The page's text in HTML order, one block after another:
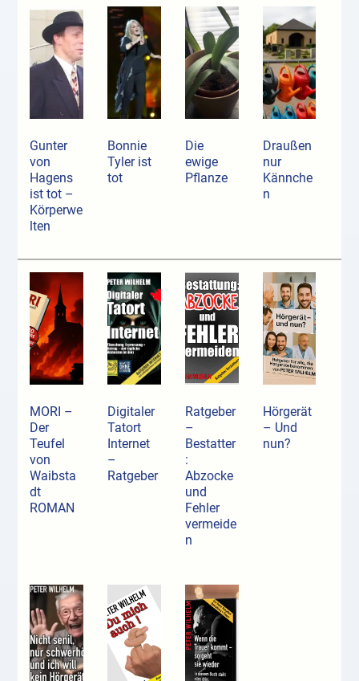
Gunter
von
Hagens
ist tot –
Körperwe
lten
Bonnie
Tyler ist
tot
Die
ewige
Pflanze
Draußen
nur
Kännche
n
MORI –
Der
Teufel
von
Waibsta
dt
ROMAN
Digitaler
Tatort
Internet
–
Ratgeber
Ratgeber
–
Bestatter
:
Abzocke
und
Fehler
vermeide
n
Hörgerät
– Und
nun?